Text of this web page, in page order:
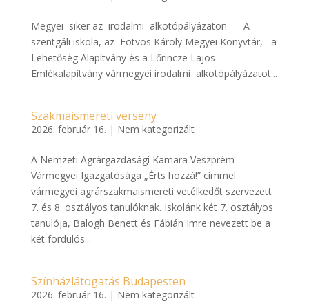
Megyei siker az irodalmi alkotópályázaton A
szentgáli iskola, az Eötvös Károly Megyei Könyvtár, a
Lehetőség Alapítvány és a Lőrincze Lajos
Emlékalapítvány vármegyei irodalmi alkotópályázatot...
Szakmaismereti verseny
2026. február 16. | Nem kategorizált
A Nemzeti Agrárgazdasági Kamara Veszprém
Vármegyei Igazgatósága „Érts hozzá!” címmel
vármegyei agrárszakmaismereti vetélkedőt szervezett
7. és 8. osztályos tanulóknak. Iskolánk két 7. osztályos
tanulója, Balogh Benett és Fábián Imre nevezett be a
két fordulós...
Színházlátogatás Budapesten
2026. február 16. | Nem kategorizált